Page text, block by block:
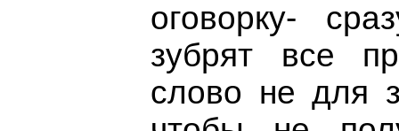
оговорку-
зубрят все
слово не для